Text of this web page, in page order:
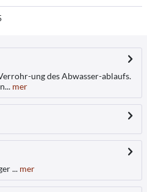
ung des Abwasser-ablaufs.
mer
... mer